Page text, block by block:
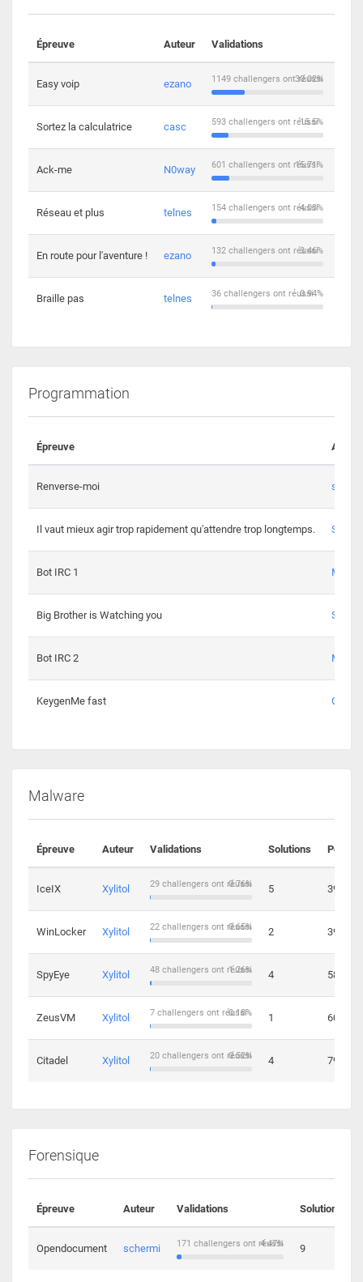
Épreuve Auteur Validations
Easy voip ezano 30.02%
1149 challengers ont réussi
Sortez la calculatrice casc 15.5%
593 challengers ont réussi
Ack-me N0way 15.71%
601 challengers ont réussi
Réseau et plus telnes 4.03%
154 challengers ont réussi
En route pour l'aventure ! ezano 3.46%
132 challengers ont réussi
Braille pas telnes 0.94%
36 challengers ont réussi
Programmation
Épreuve Auteur
Renverse-moi s3th
Il vaut mieux agir trop rapidement qu'attendre trop longtemps. Spl3en
Bot IRC 1
Big Brother is Watching you
Bot IRC 2
KeygenMe fast Ge0
Malware
Épreuve Auteur Validations Solutions Points
IceIX Xylitol 0.76%
29 challengers ont réussi 5 39
WinLocker Xylitol 0.65%
22 challengers ont réussi 2 39
SpyEye Xylitol 1.26%
48 challengers ont réussi 4 58
ZeusVM Xylitol 0.18%
7 challengers ont réussi 1 60
Citadel Xylitol 0.52%
20 challengers ont réussi 4 79
Forensique
Épreuve Auteur Validations Solutions
Opendocument schermi 4.47%
171 challengers ont réussi 9